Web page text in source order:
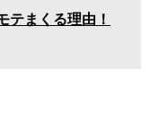
テまくる理由！